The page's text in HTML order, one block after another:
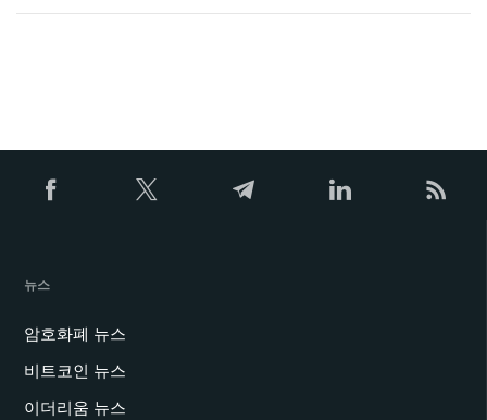
뉴스
암호화폐 뉴스
비트코인 뉴스
이더리움 뉴스